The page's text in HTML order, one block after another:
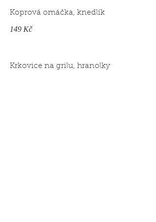
Koprová omáčka, knedlík
149 Kč
Krkovice na grilu, hranolky